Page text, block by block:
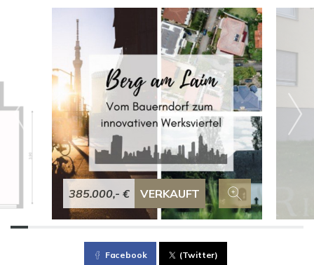
385.000,- € VERKAUFT
Facebook (Twitter)